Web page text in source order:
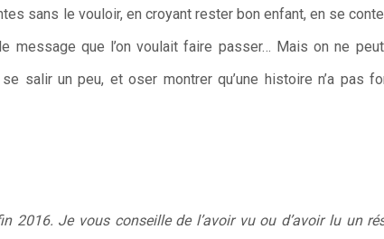
sans le vouloir, en croyant rester bon enfant, en se
que l’on voulait faire passer… Mais on ne
salir un peu, et oser montrer qu’une histoire n’a pas
Je vous conseille de l’avoir vu ou d’avoir lu un